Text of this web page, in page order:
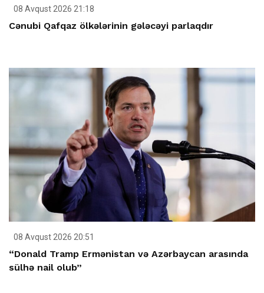
08 Avqust 2026 21:18
Cənubi Qafqaz ölkələrinin gələcəyi parlaqdır
08 Avqust 2026 20:51
“Donald Tramp Ermənistan və Azərbaycan arasında
sülhə nail olub”